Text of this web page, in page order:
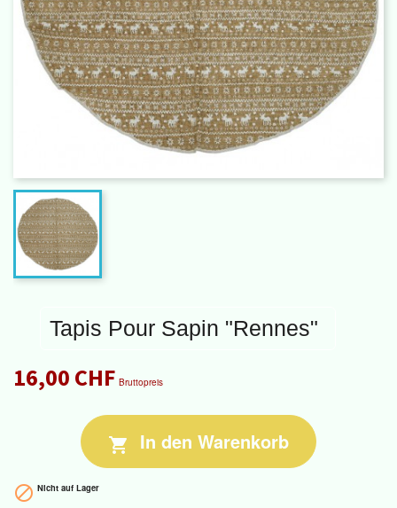
Tapis Pour Sapin "Rennes"
16,00 CHF Bruttopreis
 In den Warenkorb
 Nicht auf Lager